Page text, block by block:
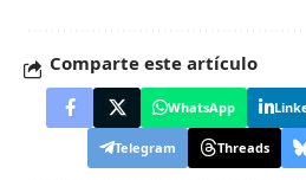
Comparte este artículo
WhatsApp
Telegram Threads